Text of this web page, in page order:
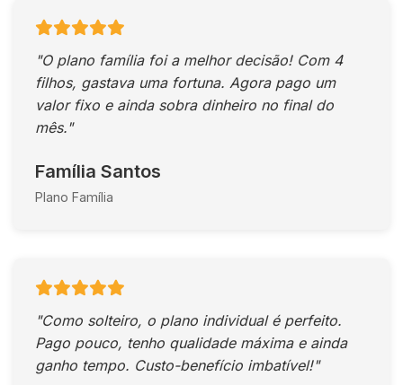
"O plano família foi a melhor decisão! Com 4
filhos, gastava uma fortuna. Agora pago um
valor fixo e ainda sobra dinheiro no final do
mês."
Família Santos
Plano Família
"Como solteiro, o plano individual é perfeito.
Pago pouco, tenho qualidade máxima e ainda
ganho tempo. Custo-benefício imbatível!"